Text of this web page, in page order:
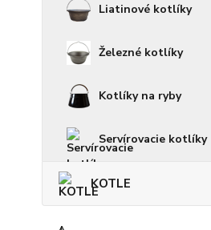
Liatinové kotlíky
Železné kotlíky
Kotlíky na ryby
Servírovacie kotlíky
KOTLE